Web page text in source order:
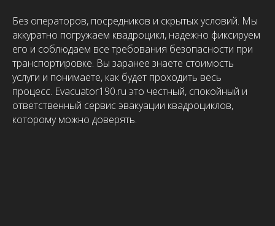
Без операторов, посредников и скрытых условий. Мы
аккуратно погружаем квадроцикл, надежно фиксируем
его и соблюдаем все требования безопасности при
транспортировке. Вы заранее знаете стоимость
услуги и понимаете, как будет проходить весь
процесс. Evacuator190.ru это честный, спокойный и
ответственный сервис эвакуации квадроциклов,
которому можно доверять.